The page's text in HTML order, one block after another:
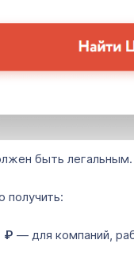
быть
получить:
₽ — для компаний,